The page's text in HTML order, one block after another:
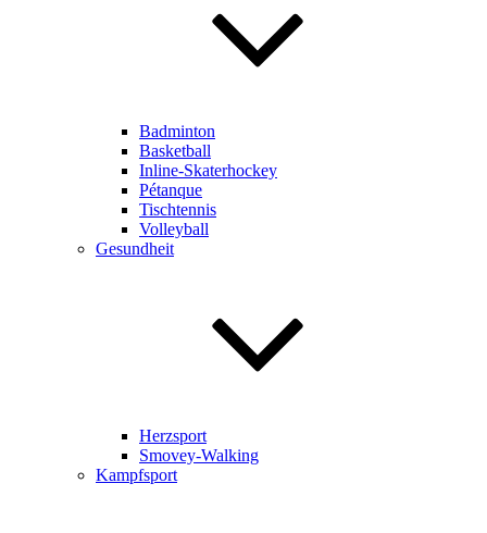
Badminton
Basketball
Inline-Skaterhockey
Pétanque
Tischtennis
Volleyball
Gesundheit
Herzsport
Smovey-Walking
Kampfsport